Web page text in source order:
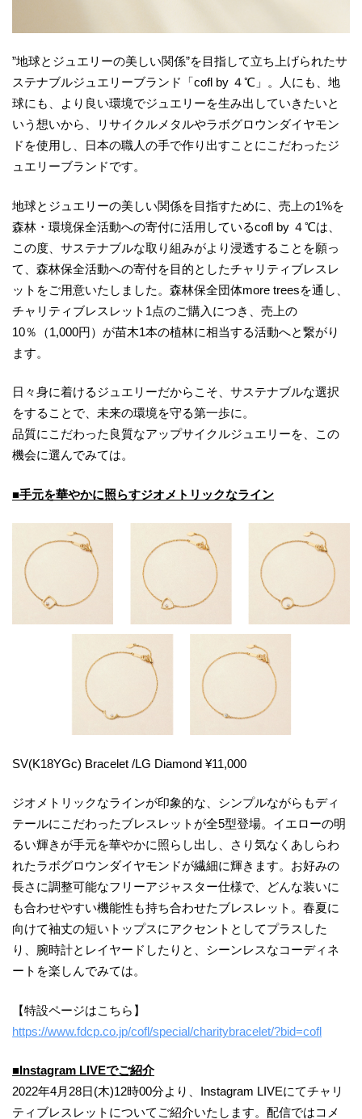
”地球とジュエリーの美しい関係”を目指して立ち上げられたサ
ステナブルジュエリーブランド「cofl by ４℃」。人にも、地
球にも、より良い環境でジュエリーを生み出していきたいと
いう想いから、リサイクルメタルやラボグロウンダイヤモン
ドを使用し、日本の職人の手で作り出すことにこだわったジ
ュエリーブランドです。
地球とジュエリーの美しい関係を目指すために、売上の1%を
森林・環境保全活動への寄付に活用しているcofl by ４℃は、
この度、サステナブルな取り組みがより浸透することを願っ
て、森林保全活動への寄付を目的としたチャリティブレスレ
ットをご用意いたしました。森林保全団体more treesを通し、
チャリティブレスレット1点のご購入につき、売上の
10％（1,000円）が苗木1本の植林に相当する活動へと繋がり
ます。
日々身に着けるジュエリーだからこそ、サステナブルな選択
をすることで、未来の環境を守る第一歩に。
品質にこだわった良質なアップサイクルジュエリーを、この
機会に選んでみては。
■手元を華やかに照らすジオメトリックなライン
SV(K18YGc) Bracelet /LG Diamond ¥11,000
ジオメトリックなラインが印象的な、シンプルながらもディ
テールにこだわったブレスレットが全5型登場。イエローの明
るい輝きが手元を華やかに照らし出し、さり気なくあしらわ
れたラボグロウンダイヤモンドが繊細に輝きます。お好みの
長さに調整可能なフリーアジャスター仕様で、どんな装いに
も合わせやすい機能性も持ち合わせたブレスレット。春夏に
向けて袖丈の短いトップスにアクセントとしてプラスした
り、腕時計とレイヤードしたりと、シーンレスなコーディネ
ートを楽しんでみては。
【特設ページはこちら】
https://www.fdcp.co.jp/cofl/special/charitybracelet/?bid=cofl
■Instagram LIVEでご紹介
2022年4月28日(木)12時00分より、Instagram LIVEにてチャリ
ティブレスレットについてご紹介いたします。配信ではコメ